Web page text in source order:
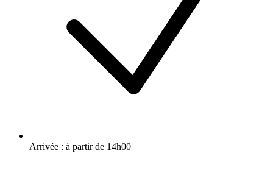
Arrivée : à partir de 14h00